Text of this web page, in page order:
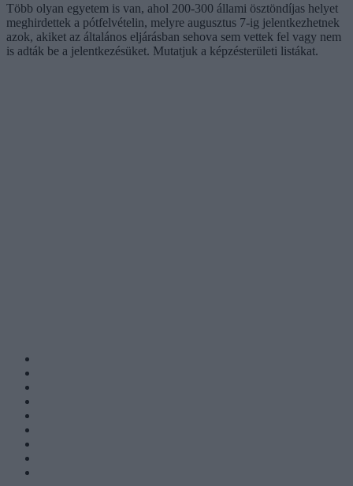
Több olyan egyetem is van, ahol 200-300 állami ösztöndíjas helyet
meghirdettek a pótfelvételin, melyre augusztus 7-ig jelentkezhetnek
azok, akiket az általános eljárásban sehova sem vettek fel vagy nem
is adták be a jelentkezésüket. Mutatjuk a képzésterületi listákat.